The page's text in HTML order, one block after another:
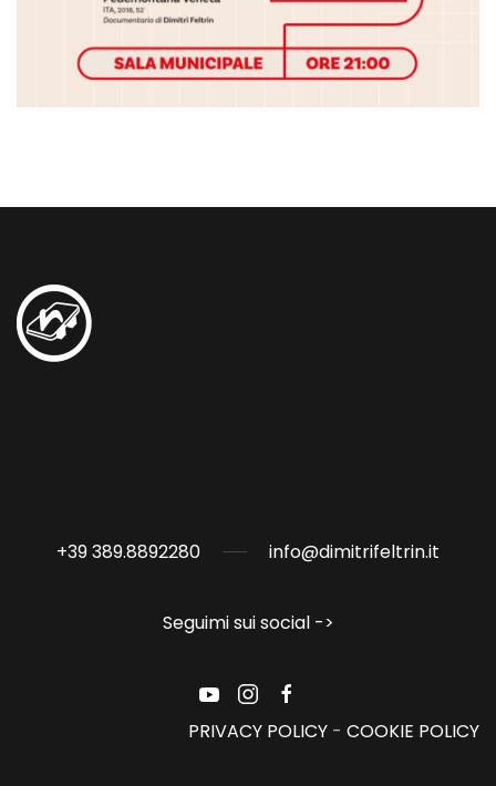
+39 389.8892280 info@dimitrifeltrin.it
Seguimi sui social ->
PRIVACY POLICY - COOKIE POLICY